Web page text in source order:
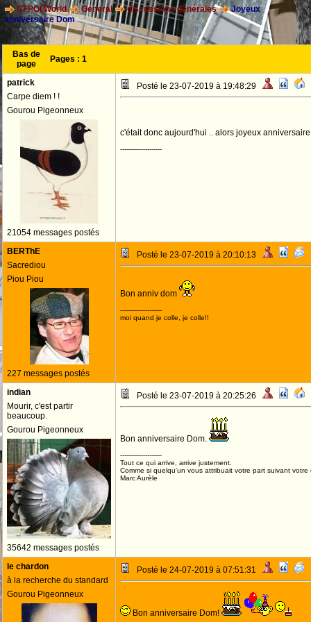
CFPOI World General discussions générales
Joyeux
anniversaire Dom
Bas de
page
Pages : 1
patrick
Carpe diem ! !
Gourou Pigeonneux
21054 messages postés
Posté le 23-07-2019 à 19:48:29
c'était donc aujourd'hui .. alors joyeux
--------------------
BERThE
Sacrediou
Piou Piou
227 messages postés
Posté le 23-07-2019 à 20:10:13
Bon anniv dom
--------------------
moi quand je colle, je colle!!
indian
Mourir, c'est partir
beaucoup.
Gourou Pigeonneux
35642 messages postés
Posté le 23-07-2019 à 20:25:26
Bon anniversaire Dom.
--------------------
Tout ce qui arrive, arrive justement.
Comme si quelqu'un vous attribuait votre part suivant votre
Marc Aurèle
le chardon
à la recherche du standard
Gourou Pigeonneux
Posté le 24-07-2019 à 07:51:31
Bon anniversaire Dom!